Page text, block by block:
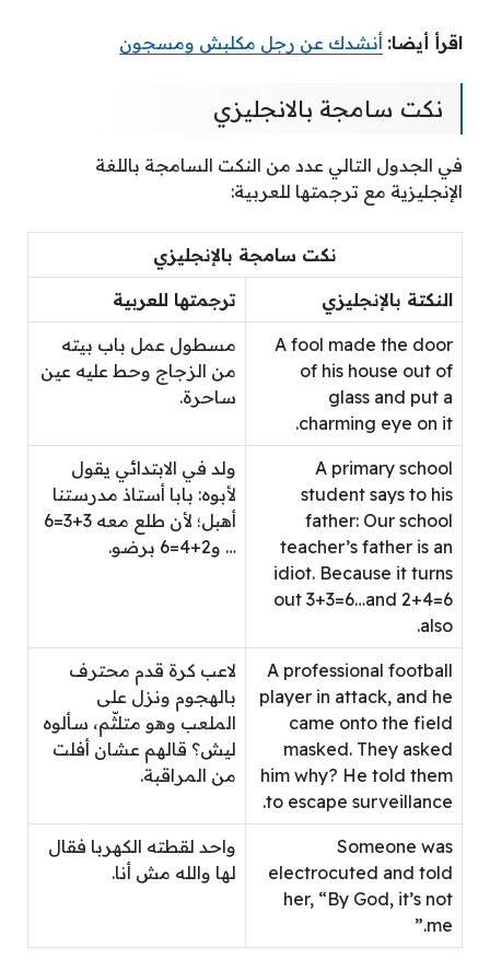
اقرأ أيضا: أنشدك عن رجل مكلبش ومسجون
نكت سامجة بالانجليزي
في الجدول التالي عدد من النكت السامجة باللغة
الإنجليزية مع ترجمتها للعربية:
نكت سامجة بالإنجليزي
النكتة بالإنجليزي ترجمتها للعربية
A fool made the door
of his house out of
glass and put a
charming eye on it.
مسطول عمل باب بيته
من الزجاج وحط عليه عين
ساحرة.
A primary school
student says to his
father: Our school
teacher’s father is an
idiot. Because it turns
out 3+3=6…and 2+4=6
also.
ولد في الابتدائي يقول
لأبوه: بابا أستاذ مدرستنا
أهبل؛ لأن طلع معه 3+3=6
… و2+4=6 برضو.
A professional football
player in attack, and he
came onto the field
masked. They asked
him why? He told them
to escape surveillance.
لاعب كرة قدم محترف
بالهجوم ونزل على
الملعب وهو متلثّم، سألوه
ليش؟ قالهم عشان أفلت
من المراقبة.
Someone was
electrocuted and told
her, “By God, it’s not
me.”
واحد لقطته الكهربا فقال
لها والله مش أنا.